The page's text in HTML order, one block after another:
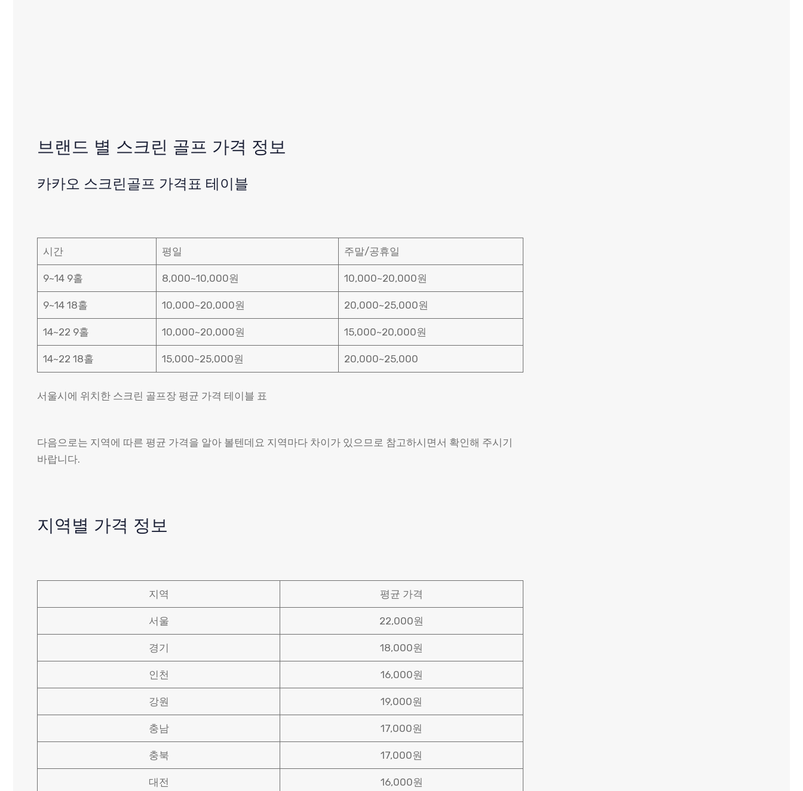
브랜드 별 스크린 골프 가격 정보
카카오 스크린골프 가격표 테이블
시간 평일 주말/공휴일
9~14 9홀 8,000~10,000원 10,000~20,000원
9~14 18홀 10,000~20,000원 20,000~25,000원
14~22 9홀 10,000~20,000원 15,000~20,000원
14~22 18홀 15,000~25,000원 20,000~25,000
서울시에 위치한 스크린 골프장 평균 가격 테이블 표
다음으로는 지역에 따른 평균 가격을 알아 볼텐데요 지역마다 차이가 있으므로 참고하시면서 확인해 주시기
바랍니다.
지역별 가격 정보
지역 평균 가격
서울 22,000원
경기 18,000원
인천 16,000원
강원 19,000원
충남 17,000원
충북 17,000원
대전 16,000원